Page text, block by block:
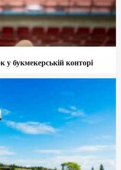
букмекерській конторі